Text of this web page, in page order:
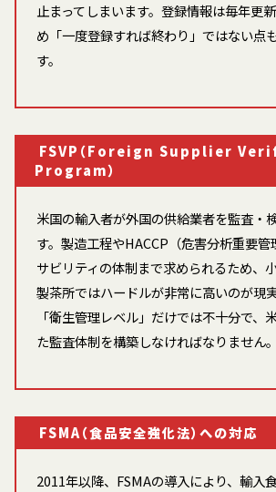
止まってしまいます。登録情報は毎年更
め「一度登録すれば終わり」ではない点
す。
FSVP（Foreign Supplier
Program）
米国の輸入者が外国の供給業者を監査・
す。製造工程やHACCP（危害分析重要管
サビリティの体制まで求められるため、
製茶所ではハードルが非常に高いのが現
「衛生管理レベル」だけでは不十分で、
た監査体制を構築しなければなりません。
FSMA（食品安全強化法）への対応
2011年以降、FSMAの導入により、輸入